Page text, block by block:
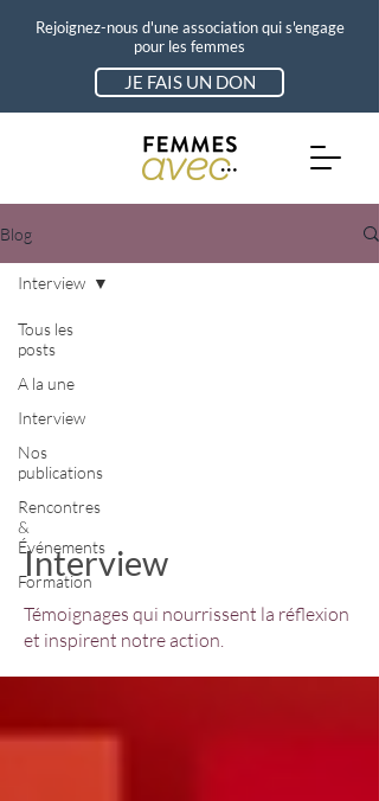
Rejoignez-nous d'une association qui s'engage
pour les femmes
JE FAIS UN DON
Blog
Tous les
posts
A la une
Interview
Nos
publications
Rencontres
&
Événements
Formation
Interview
Interview
Témoignages qui nourrissent la réflexion
et inspirent notre action.